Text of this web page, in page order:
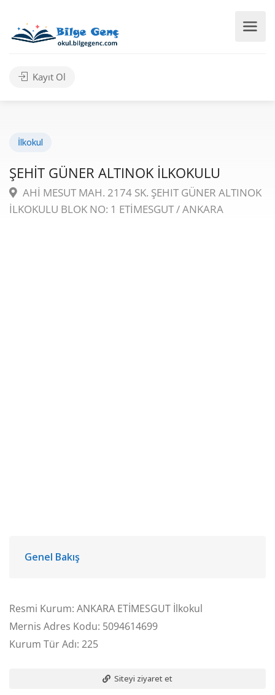
Kayıt Ol
İlkokul
ŞEHİT GÜNER ALTINOK İLKOKULU
AHİ MESUT MAH. 2174 SK. ŞEHIT GÜNER ALTINOK
İLKOKULU BLOK NO: 1 ETİMESGUT / ANKARA
Genel Bakış
Resmi Kurum: ANKARA ETİMESGUT İlkokul
Mernis Adres Kodu: 5094614699
Kurum Tür Adı: 225
Siteyi ziyaret et